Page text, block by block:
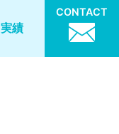
実績
CONTACT